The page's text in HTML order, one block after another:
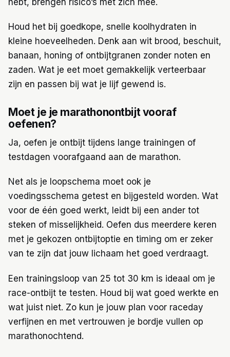
Houd het bij goedkope, snelle koolhydraten in
kleine hoeveelheden. Denk aan wit brood, beschuit,
banaan, honing of ontbijtgranen zonder noten en
zaden. Wat je eet moet gemakkelijk verteerbaar
zijn en passen bij wat je lijf gewend is.
Moet je je marathonontbijt vooraf
oefenen?
Ja, oefen je ontbijt tijdens lange trainingen of
testdagen voorafgaand aan de marathon.
Net als je loopschema moet ook je
voedingsschema getest en bijgesteld worden. Wat
voor de één goed werkt, leidt bij een ander tot
steken of misselijkheid. Oefen dus meerdere keren
met je gekozen ontbijtoptie en timing om er zeker
van te zijn dat jouw lichaam het goed verdraagt.
Een trainingsloop van 25 tot 30 km is ideaal om je
race-ontbijt te testen. Houd bij wat goed werkte en
wat juist niet. Zo kun je jouw plan voor raceday
verfijnen en met vertrouwen je bordje vullen op
marathonochtend.